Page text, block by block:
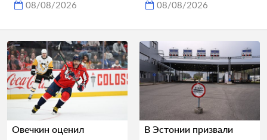
08/08/2026 08/08/2026
Овечкин оценил
В Эстонии призвали